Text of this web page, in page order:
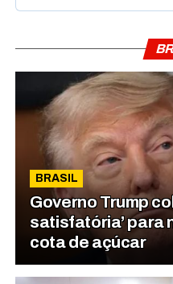
BRASIL
Governo Trump
satisfatória’ para
cota de açúcar